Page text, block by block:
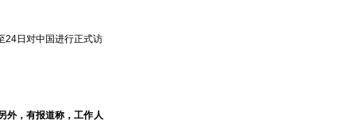
24日对中国进行正式访
外，有报道称，工作人